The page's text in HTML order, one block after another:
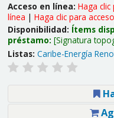
Acceso en línea: Haga clic
línea | Haga clic para
Disponibilidad: Ítems
préstamo: Signatura
Listas: Caribe-Energía